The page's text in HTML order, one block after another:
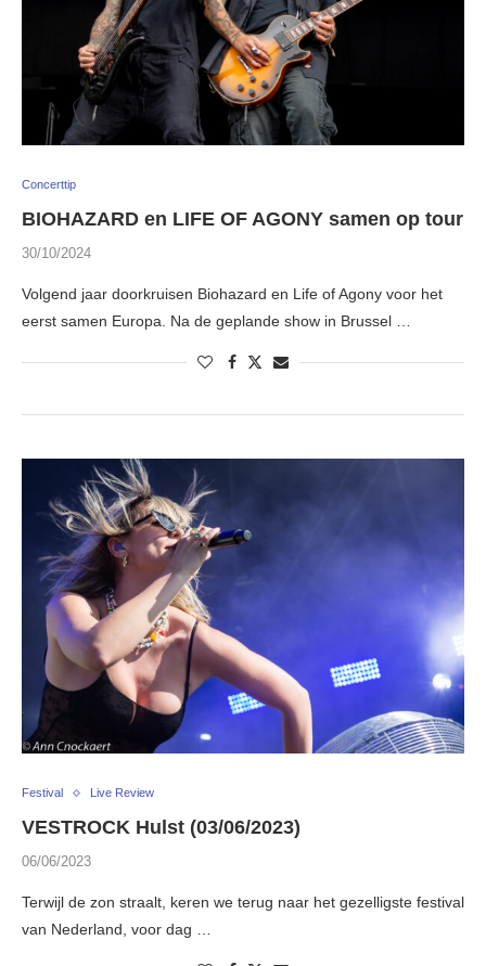
Concerttip
BIOHAZARD en LIFE OF AGONY samen op tour
30/10/2024
Volgend jaar doorkruisen Biohazard en Life of Agony voor het
eerst samen Europa. Na de geplande show in Brussel …
Festival Live Review
VESTROCK Hulst (03/06/2023)
06/06/2023
Terwijl de zon straalt, keren we terug naar het gezelligste festival
van Nederland, voor dag …